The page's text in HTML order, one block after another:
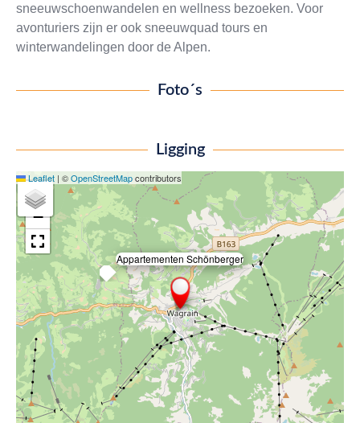
sneeuwschoenwandelen en wellness bezoeken. Voor
avonturiers zijn er ook sneeuwquad tours en
winterwandelingen door de Alpen.
Foto´s
Ligging
Appartementen Schönberger
×
+
−
Leaflet | ©OpenStreetMapcontributors